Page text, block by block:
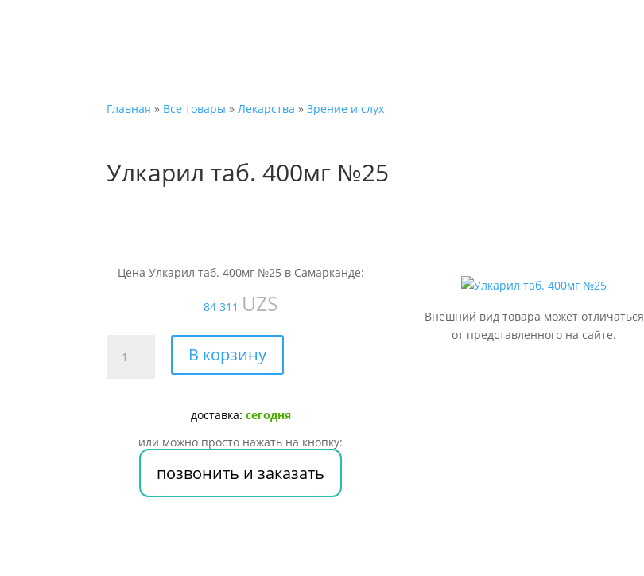
Главная » Все товары » Лекарства » Зрение и слух
Улкарил таб. 400мг №25
Цена Улкарил таб. 400мг №25 в Самарканде:
84 311 UZS
товара
В корзину
доставка: сегодня
или можно просто нажать на кнопку:
позвонить и заказать
Внешний вид товара может отличаться
от представленного на сайте.